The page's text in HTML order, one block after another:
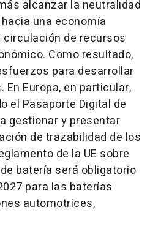
alcanzar la neutralidad
una economía
de recursos
Como resultado,
para desarrollar
Europa, en particular,
el Pasaporte Digital de
gestionar y presentar
de trazabilidad de los
de la UE sobre
batería será obligatorio
para las baterías
automotrices,